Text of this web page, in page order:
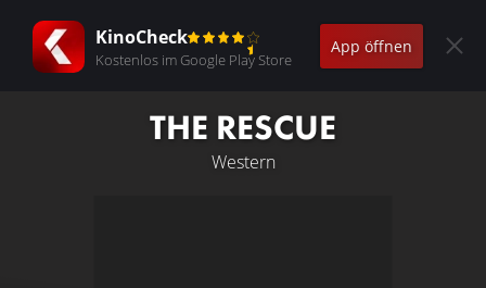
KinoCheck
Kostenlos im Google Play Store
App öffnen
THE RESCUE
Western